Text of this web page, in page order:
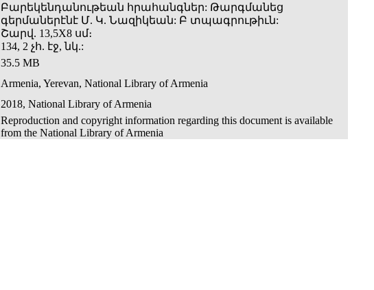
Բարեկենդանութեան հրահանգներ: Թարգմանեց
գերմաներէնէ Մ. Կ. Նազիկեան: Բ տպագրութիւն:
Շարվ. 13,5X8 սմ։
134, 2 չհ. էջ, նկ.:
35.5 MB
Armenia, Yerevan, National Library of Armenia
2018, National Library of Armenia
Reproduction and copyright information regarding this document is available
from the National Library of Armenia